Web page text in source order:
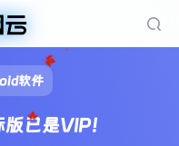
软件
已是VIP！